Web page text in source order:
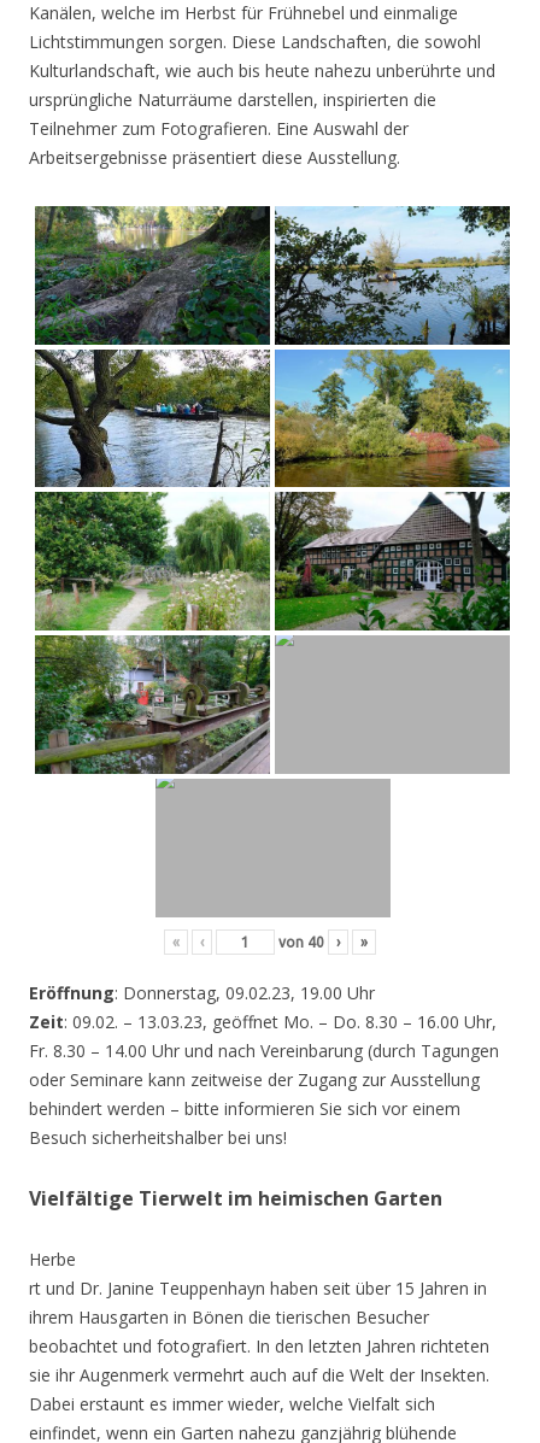
Kanälen, welche im Herbst für Frühnebel und einmalige
Lichtstimmungen sorgen. Diese Landschaften, die sowohl
Kulturlandschaft, wie auch bis heute nahezu unberührte und
ursprüngliche Naturräume darstellen, inspirierten die
Teilnehmer zum Fotografieren. Eine Auswahl der
Arbeitsergebnisse präsentiert diese Ausstellung.
« ‹ von 40 › »
Eröffnung: Donnerstag, 09.02.23, 19.00 Uhr
Zeit: 09.02. – 13.03.23, geöffnet Mo. – Do. 8.30 – 16.00 Uhr,
Fr. 8.30 – 14.00 Uhr und nach Vereinbarung (durch Tagungen
oder Seminare kann zeitweise der Zugang zur Ausstellung
behindert werden – bitte informieren Sie sich vor einem
Besuch sicherheitshalber bei uns!
Vielfältige Tierwelt im heimischen Garten
Herbe
rt und Dr. Janine Teuppenhayn haben seit über 15 Jahren in
ihrem Hausgarten in Bönen die tierischen Besucher
beobachtet und fotografiert. In den letzten Jahren richteten
sie ihr Augenmerk vermehrt auch auf die Welt der Insekten.
Dabei erstaunt es immer wieder, welche Vielfalt sich
einfindet, wenn ein Garten nahezu ganzjährig blühende